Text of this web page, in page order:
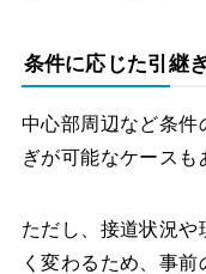
条件に応じた引継
中心部周辺など条件
ぎが可能なケースも
ただし、接道状況や
く変わるため、事前